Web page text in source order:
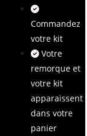
Commandez
votre kit
Votre
remorque et
votre kit
apparaissent
dans votre
panier